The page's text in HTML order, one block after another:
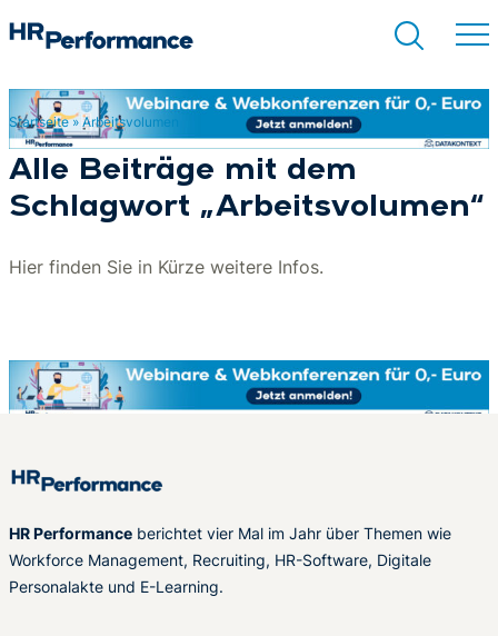
Suchen
Startseite» Arbeitsvolumen
Alle Beiträge mit dem
Schlagwort „Arbeitsvolumen“
Hier finden Sie in Kürze weitere Infos.
HR Performance berichtet vier Mal im Jahr über Themen wie
Workforce Management, Recruiting, HR-Software, Digitale
Personalakte und E-Learning.